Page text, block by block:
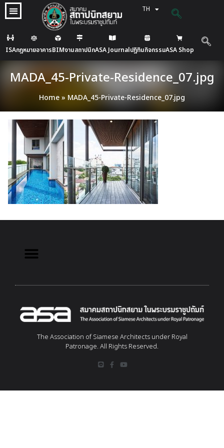
TH
EN
ISAกฎหมายอาคารBIMงานสถาปนิกASA JournalปฎิทินกิจกรรมASA Shop
MADA_45-Private-Residence_07.jpg
Home» MADA_45-Private-Residence_07.jpg
The Association of Siamese Architects under Royal
Patronage. All Rights Reserved.